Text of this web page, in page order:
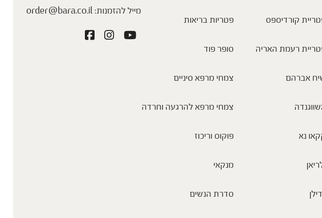
קורדיספס
רעמת האריה
אברהם
נא
פטריות בריאות
סופר פוד
צמחי מרפא סיניים
צמחי מרפא להרגעה וחרדה
פוקוס וריכוז
מנקאי
סדרת הנשים
מייל להזמנות:order@bara.co.il